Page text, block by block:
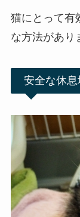
猫にとって有
な方法があり
安全な休息